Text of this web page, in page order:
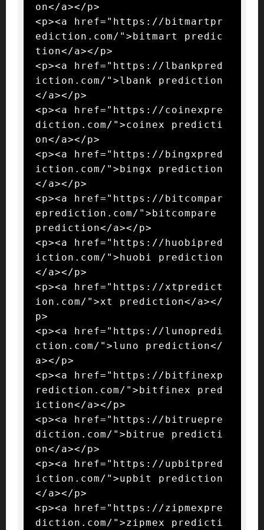
on</a></p>
<p><a href="https://bitmartpr
ediction.com/">bitmart predic
tion</a></p>
<p><a href="https://lbankpred
iction.com/">lbank prediction
</a></p>
<p><a href="https://coinexpre
diction.com/">coinex predicti
on</a></p>
<p><a href="https://bingxpred
iction.com/">bingx prediction
</a></p>
<p><a href="https://bitcompar
eprediction.com/">bitcompare
prediction</a></p>
<p><a href="https://huobipred
iction.com/">huobi prediction
</a></p>
<p><a href="https://xtpredict
ion.com/">xt prediction</a></
p>
<p><a href="https://lunopredi
ction.com/">luno prediction</
a></p>
<p><a href="https://bitfinexp
rediction.com/">bitfinex pred
iction</a></p>
<p><a href="https://bitruepre
diction.com/">bitrue predicti
on</a></p>
<p><a href="https://upbitpred
iction.com/">upbit prediction
</a></p>
<p><a href="https://zipmexpre
diction.com/">zipmex predicti